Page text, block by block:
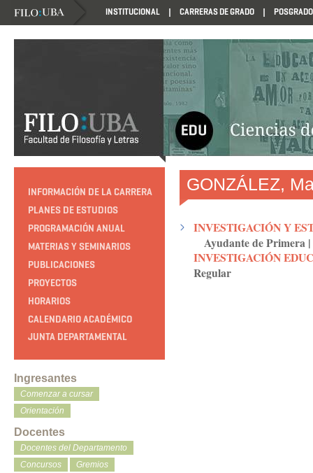
INSTITUCIONAL CARRERAS DE GRADO POSGRADO
HTTP://EDUCACION.FILO.UBA.AR/PROGRAMACION1985
INFORMACIÓN DE LA CARRERA
PLANES DE ESTUDIOS
PROGRAMACIÓN ANUAL
MATERIAS Y SEMINARIOS
PUBLICACIONES
PROYECTOS
HORARIOS
CALENDARIO ACADÉMICO
JUNTA DEPARTAMENTAL
Ingresantes
Comenzar a cursar
Orientación
Docentes
Docentes del Departamento
Concursos
Gremios
GONZÁLEZ,
INVESTIGACIÓN Y
Ayudante de Primera |
INVESTIGACIÓN
Regular